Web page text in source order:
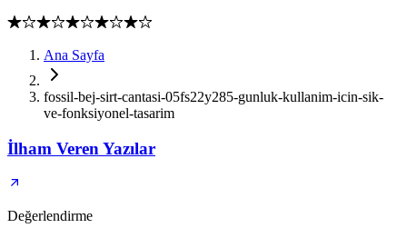
Ana Sayfa
fossil-bej-sirt-cantasi-05fs22y285-gunluk-kullanim-icin-sik-
ve-fonksiyonel-tasarim
İlham Veren Yazılar
Değerlendirme